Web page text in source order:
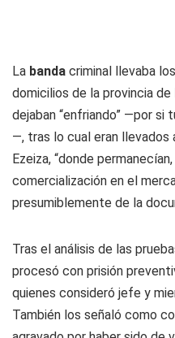
La banda criminal llevaba
domicilios de la provincia de
dejaban “enfriando” —por si
—, tras lo cual eran llevados
Ezeiza, “donde
comercialización en el
presumiblemente de la
Tras el análisis de las
procesó con prisión
quienes consideró jefe y
También los señaló como